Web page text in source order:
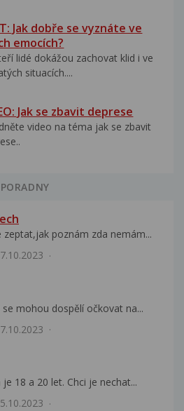
Jak dobře se vyznáte ve
emocích?
lidé dokážou zachovat klid i ve
situacích....
Jak se zbavit deprese
video na téma jak se zbavit
zeptat,jak poznám zda nemám...
7.10.2023
mohou dospělí očkovat na...
7.10.2023
18 a 20 let. Chci je nechat...
5.10.2023